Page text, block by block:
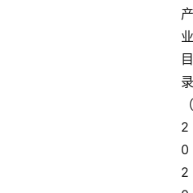
产
业
目
录
（
2
0
2